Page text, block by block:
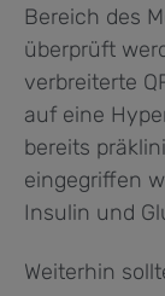
Bereich des
überprüft
verbreiterte
auf eine
bereits
eingegriffen
Insulin und
Weiterhin